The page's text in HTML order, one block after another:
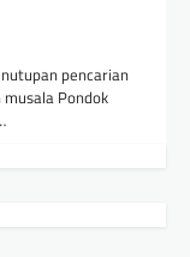
pencarian
Pondok